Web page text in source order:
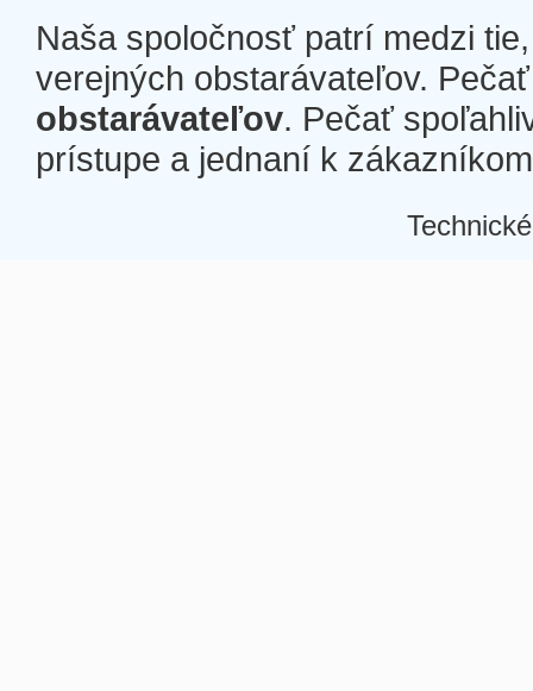
Naša spoločnosť patrí medzi
verejných obstarávateľov.
obstarávateľov. Pečať
prístupe a jednaní k